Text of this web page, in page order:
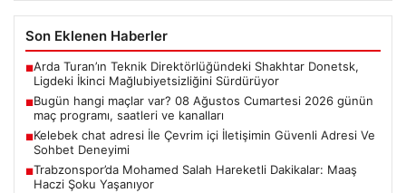
Son Eklenen Haberler
■Arda Turan’ın Teknik Direktörlüğündeki Shakhtar Donetsk,
Ligdeki İkinci Mağlubiyetsizliğini Sürdürüyor
■Bugün hangi maçlar var? 08 Ağustos Cumartesi 2026 günün
maç programı, saatleri ve kanalları
■Kelebek chat adresi İle Çevrim içi İletişimin Güvenli Adresi Ve
Sohbet Deneyimi
■Trabzonspor’da Mohamed Salah Hareketli Dakikalar: Maaş
Haczi Şoku Yaşanıyor